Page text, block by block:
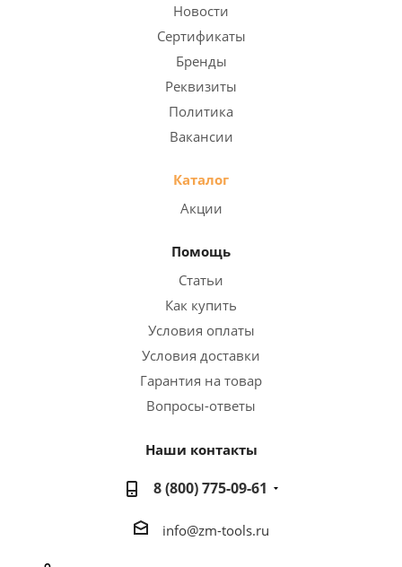
Новости
Сертификаты
Бренды
Реквизиты
Политика
Вакансии
Каталог
Акции
Помощь
Статьи
Как купить
Условия оплаты
Условия доставки
Гарантия на товар
Вопросы-ответы
Наши контакты
8 (800) 775-09-61
info@zm-tools.ru